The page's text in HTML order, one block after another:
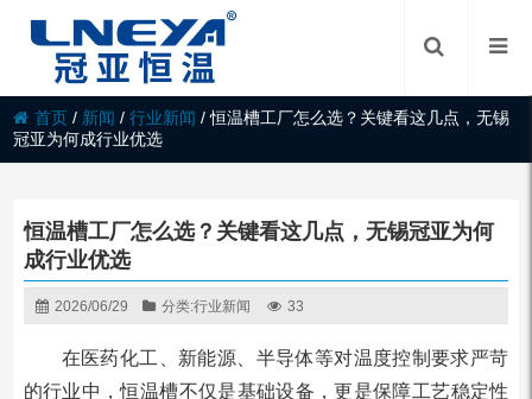
首页 / 新闻 /行业新闻 /恒温槽工厂怎么选？关键看这几点，无锡
冠亚为何成行业优选
恒温槽工厂怎么选？关键看这几点，无锡冠亚为何
成行业优选
2026/06/29 分类:行业新闻 33
在医药化工、新能源、半导体等对温度控制要求严苛
的行业中，恒温槽不仅是基础设备，更是保障工艺稳定性